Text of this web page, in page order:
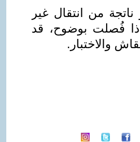
من انتقال غير
فُصلت بوضوح، قد
والاختبار.